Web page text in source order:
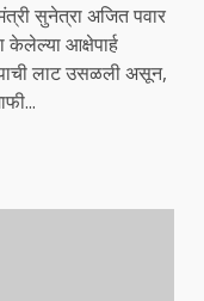
सुनेत्रा अजित पवार
केलेल्या आक्षेपार्ह
लाट उसळली असून,